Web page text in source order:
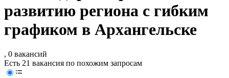
развитию региона с гибким
графиком в Архангельске
, 0 вакансий
Есть 21 вакансия по похожим запросам